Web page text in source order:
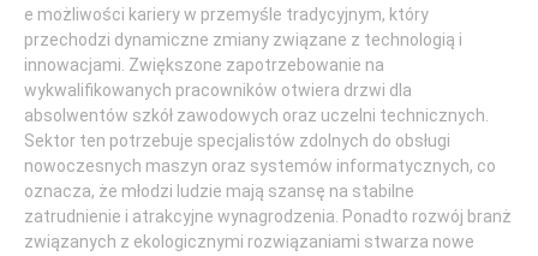
e możliwości kariery w przemyśle tradycyjnym, który
przechodzi dynamiczne zmiany związane z technologią i
innowacjami. Zwiększone zapotrzebowanie na
wykwalifikowanych pracowników otwiera drzwi dla
absolwentów szkół zawodowych oraz uczelni technicznych.
Sektor ten potrzebuje specjalistów zdolnych do obsługi
nowoczesnych maszyn oraz systemów informatycznych, co
oznacza, że młodzi ludzie mają szansę na stabilne
zatrudnienie i atrakcyjne wynagrodzenia. Ponadto rozwój branż
związanych z ekologicznymi rozwiązaniami stwarza nowe